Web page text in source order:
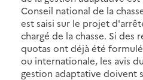
Conseil national de la
est saisi sur le projet
chargé de la chasse. Si des
quotas ont déjà été
ou internationale, les avis
gestion adaptative doivent